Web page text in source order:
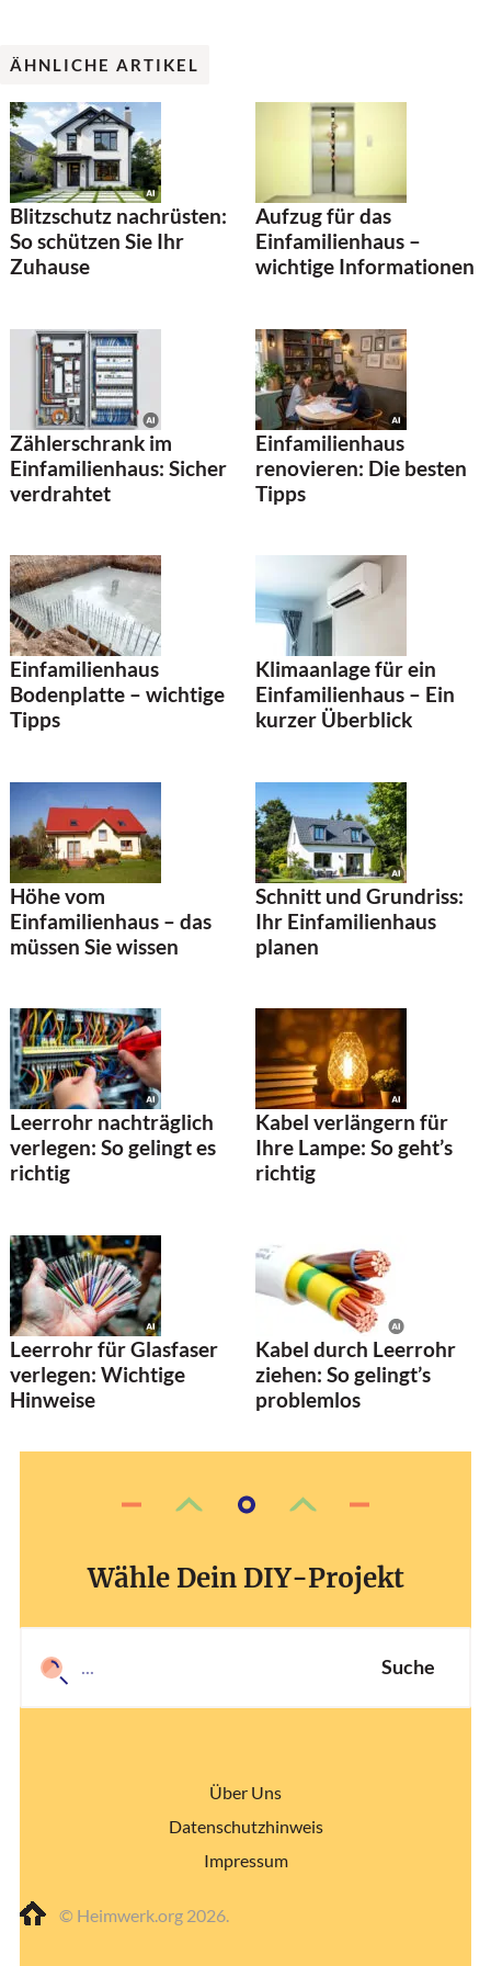
ÄHNLICHE ARTIKEL
Blitzschutz nachrüsten:
So schützen Sie Ihr
Zuhause
Aufzug für das
Einfamilienhaus –
wichtige Informationen
Zählerschrank im
Einfamilienhaus: Sicher
verdrahtet
Einfamilienhaus
renovieren: Die besten
Tipps
Einfamilienhaus
Bodenplatte – wichtige
Tipps
Klimaanlage für ein
Einfamilienhaus – Ein
kurzer Überblick
Höhe vom
Einfamilienhaus – das
müssen Sie wissen
Schnitt und Grundriss:
Ihr Einfamilienhaus
planen
Leerrohr nachträglich
verlegen: So gelingt es
richtig
Kabel verlängern für
Ihre Lampe: So geht’s
richtig
Leerrohr für Glasfaser
verlegen: Wichtige
Hinweise
Kabel durch Leerrohr
ziehen: So gelingt’s
problemlos
Wähle Dein DIY-Projekt
Suche
© Heimwerk.org 2026.
Über Uns
Datenschutzhinweis
Impressum